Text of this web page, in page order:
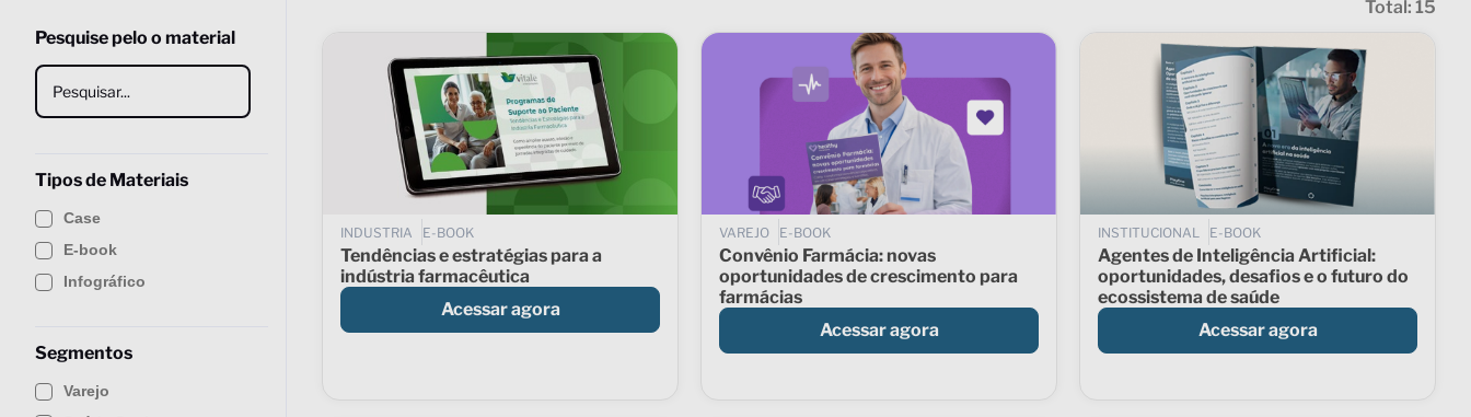
Pesquise pelo o material
Tipos de Materiais
Case
E-book
Infográfico
Segmentos
Varejo
Total: 15
INDUSTRIA E-BOOK
Tendências e estratégias para a
indústria farmacêutica
Acessar agora
VAREJO E-BOOK
Convênio Farmácia: novas
oportunidades de crescimento para
farmácias
Acessar agora
INSTITUCIONAL E-BOOK
Agentes de Inteligência Artificial:
oportunidades, desafios e o futuro do
ecossistema de saúde
Acessar agora